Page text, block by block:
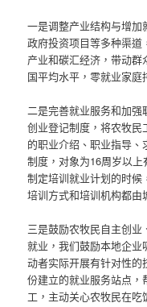
一是调整产业结构与增加
政府投资项目等多种渠
产业和碳汇经济，带动
国平均水平，零就业家庭
二是完善就业服务和加
创业登记制度，将农牧
的职业介绍、职业指导
制度，对象为16周岁以
制定培训就业计划的时候
培训方式和培训机构都由
三是鼓励农牧民自主创
就业，我们鼓励本地企
动者实际开展有针对性
份建立的就业服务站点，
工，主动关心农牧民在